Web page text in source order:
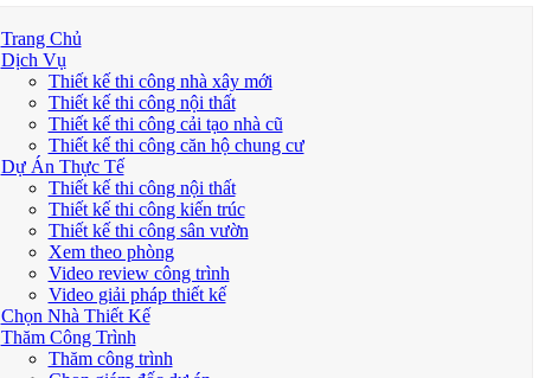
Trang Chủ
Dịch Vụ
Thiết kế thi công nhà xây mới
Thiết kế thi công nội thất
Thiết kế thi công cải tạo nhà cũ
Thiết kế thi công căn hộ chung cư
Dự Án Thực Tế
Thiết kế thi công nội thất
Thiết kế thi công kiến trúc
Thiết kế thi công sân vườn
Xem theo phòng
Video review công trình
Video giải pháp thiết kế
Chọn Nhà Thiết Kế
Thăm Công Trình
Thăm công trình